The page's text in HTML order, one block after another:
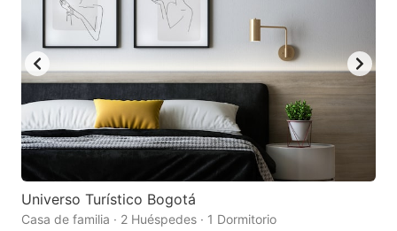
Universo Turístico Bogotá
Casa de familia · 2 Huéspedes · 1 Dormitorio